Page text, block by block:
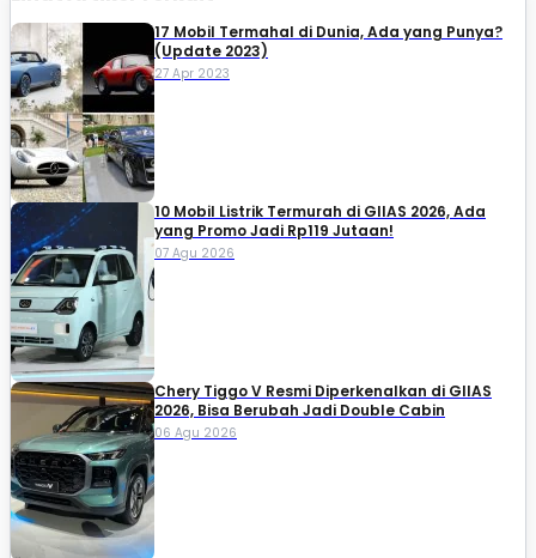
17 Mobil Termahal di Dunia, Ada yang Punya?
(Update 2023)
27 Apr 2023
10 Mobil Listrik Termurah di GIIAS 2026, Ada
yang Promo Jadi Rp119 Jutaan!
07 Agu 2026
Chery Tiggo V Resmi Diperkenalkan di GIIAS
2026, Bisa Berubah Jadi Double Cabin
06 Agu 2026